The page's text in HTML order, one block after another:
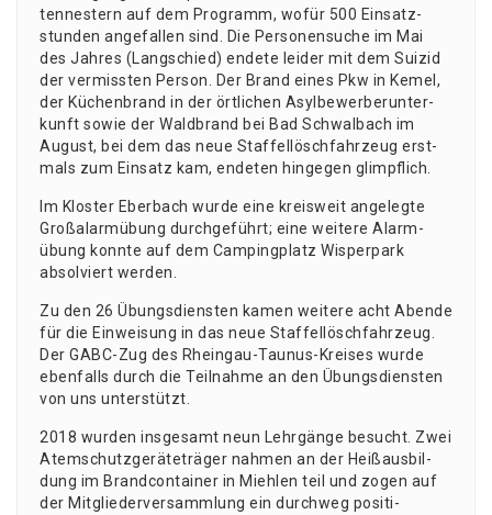
ten­nes­tern auf dem Pro­gramm, wofür 500 Ein­satz­
stun­den ange­fal­len sind. Die Per­so­nen­su­che im Mai
des Jah­res (Lang­schied) ende­te lei­der mit dem Sui­zid
der ver­miss­ten Per­son. Der Brand eines Pkw in Kemel,
der Küchen­brand in der ört­li­chen Asyl­be­wer­ber­un­ter­
kunft sowie der Wald­brand bei Bad Schwal­bach im
August, bei dem das neue Staf­fel­lösch­fahr­zeug erst­
mals zum Ein­satz kam, ende­ten hin­ge­gen glimpflich.
Im Klos­ter Eber­bach wur­de eine kreis­weit ange­leg­te
Groß­alarm­übung durch­ge­führt; eine wei­te­re Alarm­
übung konn­te auf dem Cam­ping­platz Wis­per­park
absol­viert werden.
Zu den 26 Übungs­diens­ten kamen wei­te­re acht Aben­de
für die Ein­wei­sung in das neue Staf­fel­lösch­fahr­zeug.
Der GABC-Zug des Rhein­gau-Tau­nus-Krei­ses wur­de
eben­falls durch die Teil­nah­me an den Übungs­diens­ten
von uns unterstützt.
2018 wur­den ins­ge­samt neun Lehr­gän­ge besucht. Zwei
Atem­schutz­ge­rä­te­trä­ger nah­men an der Heiß­aus­bil­
dung im Brand­con­tai­ner in Mieh­len teil und zogen auf
der Mit­glie­der­ver­samm­lung ein durch­weg posi­ti­